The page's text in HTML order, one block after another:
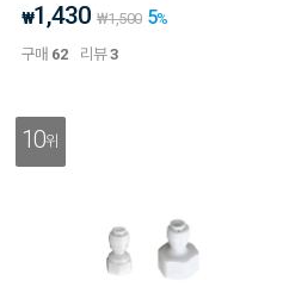
₩1,430 ₩1,500 5%
구매 62 리뷰3
10위